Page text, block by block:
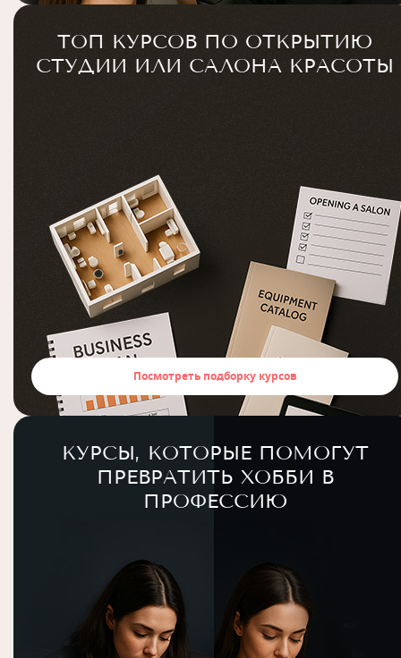
ТОП КУРСОВ ПО ОТКРЫТИЮ
СТУДИИ ИЛИ САЛОНА КРАСОТЫ
Посмотреть подборку курсов
КУРСЫ, КОТОРЫЕ ПОМОГУТ
ПРЕВРАТИТЬ ХОББИ В
ПРОФЕССИЮ